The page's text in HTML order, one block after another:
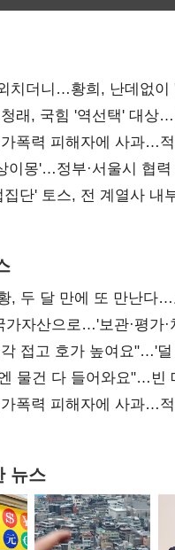
치더니…황희, 난데없이
래, 국힘 '역선택' 대상
"폭력 피해자에 사과…
이몽'…정부·서울시 협
집단' 토스, 전 계열사 내
, 두 달 만에 또 만난다…
가자산으로…'보관·평가·
접고 호가 높여요"…'
물건 다 들어와요"…빈
폭력 피해자에 사과…
뉴스